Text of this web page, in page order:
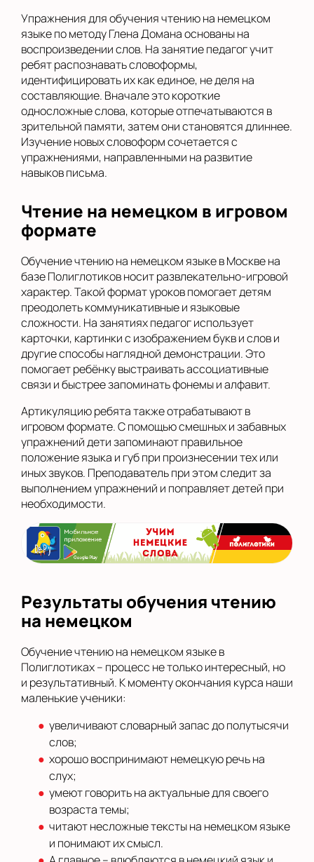
Упражнения для обучения чтению на немецком
языке по методу Глена Домана основаны на
воспроизведении слов. На занятие педагог учит
ребят распознавать словоформы,
идентифицировать их как единое, не деля на
составляющие. Вначале это короткие
односложные слова, которые отпечатываются в
зрительной памяти, затем они становятся длиннее.
Изучение новых словоформ сочетается с
упражнениями, направленными на развитие
навыков письма.
Чтение на немецком в игровом
формате
Обучение чтению на немецком языке в Москве на
базе Полиглотиков носит развлекательно-игровой
характер. Такой формат уроков помогает детям
преодолеть коммуникативные и языковые
сложности. На занятиях педагог использует
карточки, картинки с изображением букв и слов и
другие способы наглядной демонстрации. Это
помогает ребёнку выстраивать ассоциативные
связи и быстрее запоминать фонемы и алфавит.
Артикуляцию ребята также отрабатывают в
игровом формате. С помощью смешных и забавных
упражнений дети запоминают правильное
положение языка и губ при произнесении тех или
иных звуков. Преподаватель при этом следит за
выполнением упражнений и поправляет детей при
необходимости.
Результаты обучения чтению
на немецком
Обучение чтению на немецком языке в
Полиглотиках – процесс не только интересный, но
и результативный. К моменту окончания курса наши
маленькие ученики:
увеличивают словарный запас до полутысячи
слов;
хорошо воспринимают немецкую речь на
слух;
умеют говорить на актуальные для своего
возраста темы;
читают несложные тексты на немецком языке
и понимают их смысл.